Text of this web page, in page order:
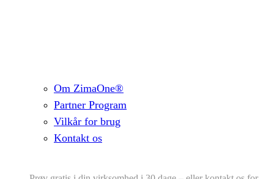
Om ZimaOne®
Partner Program
Vilkår for brug
Kontakt os